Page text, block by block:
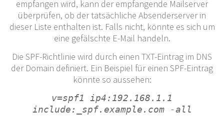
empfangen wird, kann der empfangende Mailserver
überprüfen, ob der tatsächliche Absenderserver in
dieser Liste enthalten ist. Falls nicht, könnte es sich um
eine gefälschte E-Mail handeln.
Die SPF-Richtlinie wird durch einen TXT-Eintrag im DNS
der Domain definiert. Ein Beispiel für einen SPF-Eintrag
könnte so aussehen:
v=spf1 ip4:192.168.1.1
include:_spf.example.com -all